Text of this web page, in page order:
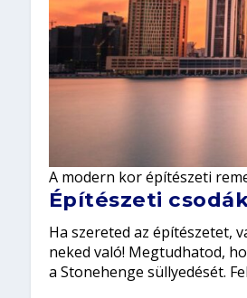
A modern kor építészeti
Építészeti
Ha szereted az építészetet,
neked való! Megtudhatod,
a Stonehenge süllyedését.